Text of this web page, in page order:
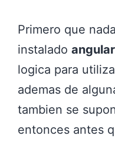
Primero que
instalado
logica para
ademas de
tambien se
entonces antes